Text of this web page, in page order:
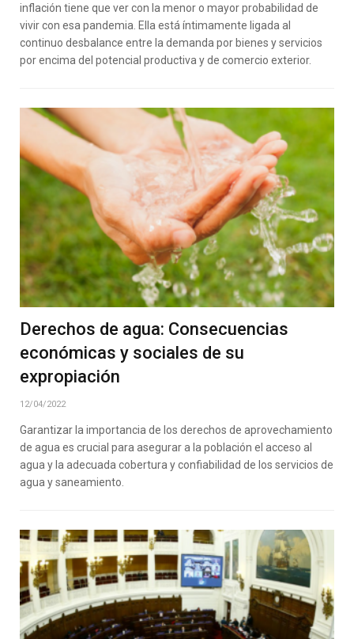
inflación tiene que ver con la menor o mayor probabilidad de
vivir con esa pandemia. Ella está íntimamente ligada al
continuo desbalance entre la demanda por bienes y servicios
por encima del potencial productiva y de comercio exterior.
Derechos de agua: Consecuencias
económicas y sociales de su
expropiación
12/04/2022
Garantizar la importancia de los derechos de aprovechamiento
de agua es crucial para asegurar a la población el acceso al
agua y la adecuada cobertura y confiabilidad de los servicios de
agua y saneamiento.